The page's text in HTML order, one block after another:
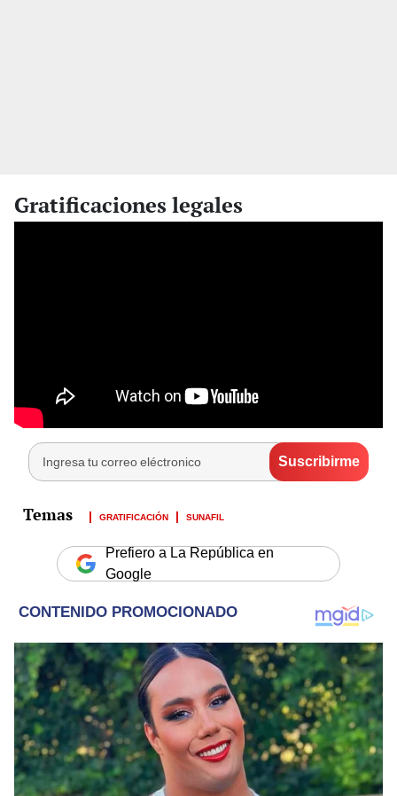
Gratificaciones legales
GRATIFICACIÓN SUNAFIL
Prefiero a La República en
Google